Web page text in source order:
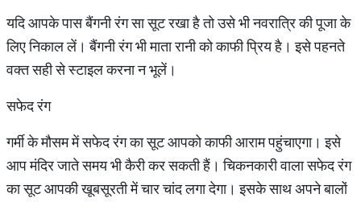
यदि आपके पास बैंगनी रंग सा सूट रखा है तो उसे भी नवरात्रि की पूजा के
लिए निकाल लें। बैंगनी रंग भी माता रानी को काफी प्रिय है। इसे पहनते
वक्त सही से स्टाइल करना न भूलें।
सफेद रंग
गर्मी के मौसम में सफेद रंग का सूट आपको काफी आराम पहुंचाएगा। इसे
आप मंदिर जाते समय भी कैरी कर सकती हैं। चिकनकारी वाला सफेद रंग
का सूट आपकी खूबसूरती में चार चांद लगा देगा। इसके साथ अपने बालों